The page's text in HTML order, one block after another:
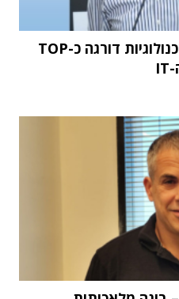
מחקר STKI השנתי: וואן טכנולוגיות דורגה כ-TOP